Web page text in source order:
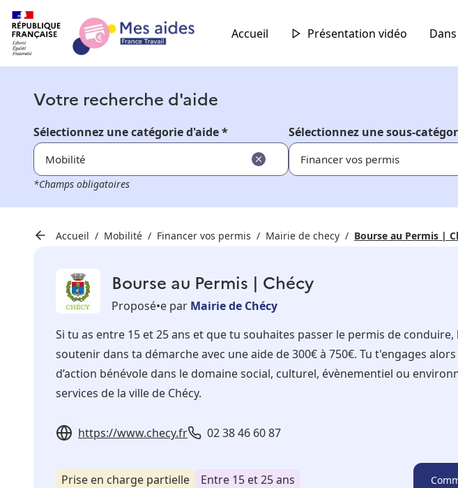
Accueil Présentation vidéo
Votre recherche d'aide
Sélectionnez une catégorie d'aide *
Mobilité
Sélectionnez une sous-
Financer vos permis
*Champs obligatoires
Accueil Mobilité Financer vos permis Mairie de checy Bourse au Permis |
Bourse au Permis | Chécy
Proposé•e par Mairie de Chécy
Si tu as entre 15 et 25 ans et que tu souhaites passer le permis de conduire,
soutenir dans ta démarche avec une aide de 300€ à 750€. Tu t'engages
d’action bénévole dans le domaine social, culturel, évènementiel ou
services de la ville de Chécy.
https://www.checy.fr 02 38 46 60 87
Prise en charge partielle Entre 15 et 25 ans